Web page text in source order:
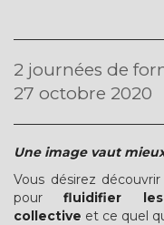
2 journées de
27 octobre 2020
Une image vaut
Vous désirez
pour fluidifier les
collective et ce quel